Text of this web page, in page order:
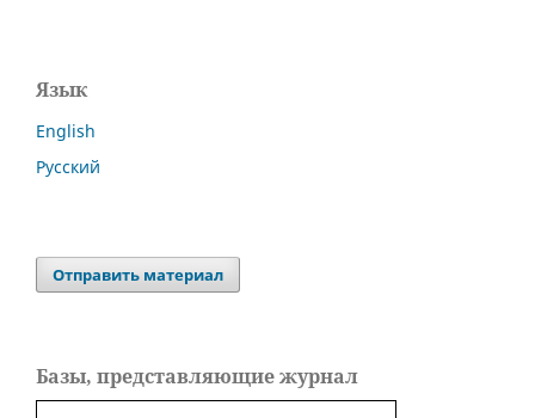
Язык
English
Русский
Отправить материал
Базы, представляющие журнал